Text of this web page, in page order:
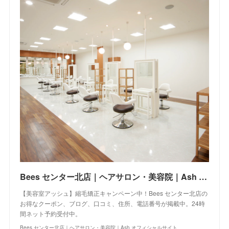
Bees センター北店｜ヘアサロン・美容院｜Ash オフィシャルサイト
【美容室アッシュ】縮毛矯正キャンペーン中！Bees センター北店の
お得なクーポン、ブログ、口コミ、住所、電話番号が掲載中。24時
間ネット予約受付中。
Bees センター北店｜ヘアサロン・美容院｜Ash オフィシャルサイト